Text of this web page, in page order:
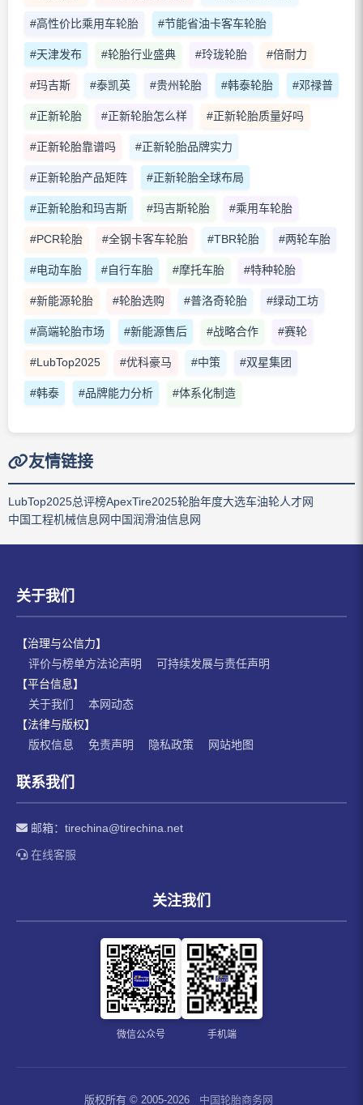
#高性价比乘用车轮胎 #节能省油卡客车轮胎
#天津发布 #轮胎行业盛典 #玲珑轮胎 #倍耐力
#玛吉斯 #泰凯英 #贵州轮胎 #韩泰轮胎 #邓禄普
#正新轮胎 #正新轮胎怎么样 #正新轮胎质量好吗
#正新轮胎靠谱吗 #正新轮胎品牌实力
#正新轮胎产品矩阵 #正新轮胎全球布局
#正新轮胎和玛吉斯 #玛吉斯轮胎 #乘用车轮胎
#PCR轮胎 #全钢卡客车轮胎 #TBR轮胎 #两轮车胎
#电动车胎 #自行车胎 #摩托车胎 #特种轮胎
#新能源轮胎 #轮胎选购 #普洛奇轮胎 #绿动工坊
#高端轮胎市场 #新能源售后 #战略合作 #赛轮
#LubTop2025 #优科豪马 #中策 #双星集团
#韩泰 #品牌能力分析 #体系化制造
友情链接
LubTop2025总评榜ApexTire2025轮胎年度大选车油轮人才网
中国工程机械信息网中国润滑油信息网
关于我们
【治理与公信力】
评价与榜单方法论声明
可持续发展与责任声明
【平台信息】
关于我们
本网动态
【法律与版权】
版权信息
免责声明 隐私政策 网站地图
联系我们
邮箱： tirechina@tirechina.net
在线客服
关注我们
微信公众号 手机端
版权所有 © 2005-2026 中国轮胎商务网